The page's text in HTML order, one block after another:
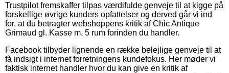
Trustpilot fremskaffer tilpas værdifulde genveje til at kigge på
forskellige øvrige kunders opfattelser og derved går vi ind
for, at du betragter webshoppens kritik af Chic Antique
Grimaud gl. Kasse m. 5 rum forinden du handler.
Facebook tilbyder lignende en række belejlige genveje til at
få indsigt i internet forretningens kundefokus. Her møder vi
faktisk internet handler hvor du kan give en kritik af